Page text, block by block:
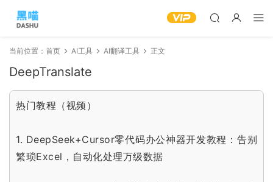
当前位置： 首页 AI工具 AI翻译工具 正文
DeepTranslate
热门教程（视频）
1. DeepSeek+Cursor零代码办公神器开发教程：告别
繁琐Excel，自动化处理万级数据